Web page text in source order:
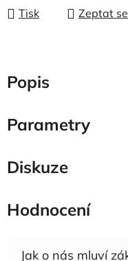
Tisk Zeptat se
Popis
Parametry
Diskuze
Hodnocení